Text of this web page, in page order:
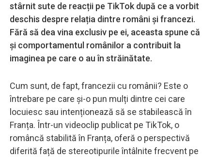
stârnit sute de reacții pe TikTok după ce a vorbit
deschis despre relația dintre români și francezi.
Fără să dea vina exclusiv pe ei, aceasta spune că
și comportamentul românilor a contribuit la
imaginea pe care o au în străinătate.
Cum sunt, de fapt, francezii cu românii? Este o
întrebare pe care și-o pun mulți dintre cei care
locuiesc sau intenționează să se stabilească în
Franța. Într-un videoclip publicat pe TikTok, o
româncă stabilită în Franța, oferă o perspectivă
diferită față de stereotipurile întâlnite frecvent pe